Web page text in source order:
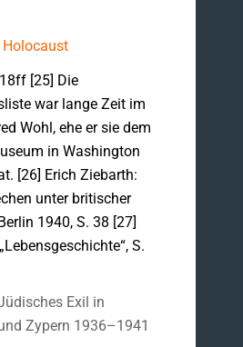
Holocaust
[25] Die
war lange Zeit im
Wohl, ehe er sie dem
in Washington
[26] Erich Ziebarth:
unter britischer
1940, S. 38 [27]
S.
Exil in
Zypern 1936–1941